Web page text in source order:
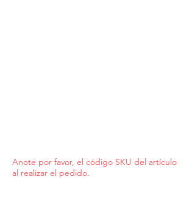
Anote por favor, el código SKU del artículo
al realizar el pedido.